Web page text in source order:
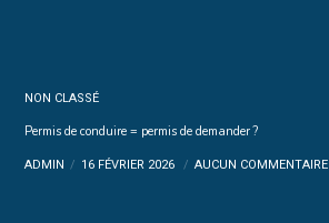
NON CLASSÉ
Permis de conduire = permis de demander ?
ADMIN 16 FÉVRIER 2026 AUCUN COMMENTAIRE